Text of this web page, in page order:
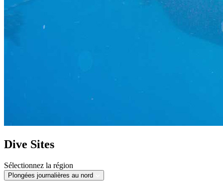
Dive Sites
Sélectionnez la région
Plongées journalières au nord